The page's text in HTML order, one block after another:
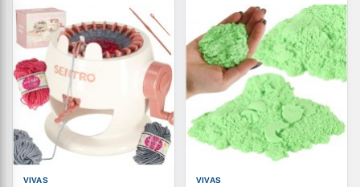
VIVAS VIVAS